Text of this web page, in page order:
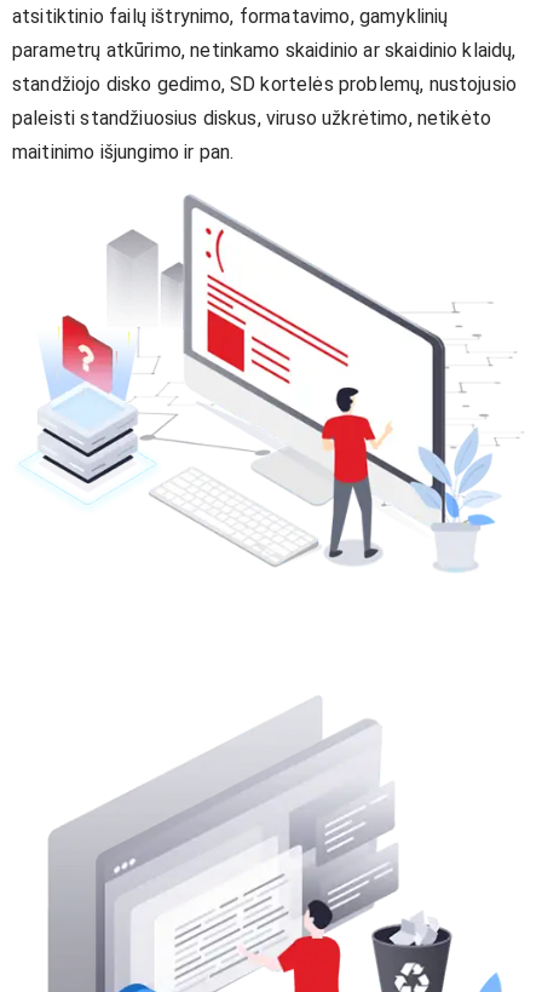
atsitiktinio failų ištrynimo, formatavimo, gamyklinių
parametrų atkūrimo, netinkamo skaidinio ar skaidinio klaidų,
standžiojo disko gedimo, SD kortelės problemų, nustojusio
paleisti standžiuosius diskus, viruso užkrėtimo, netikėto
maitinimo išjungimo ir pan.